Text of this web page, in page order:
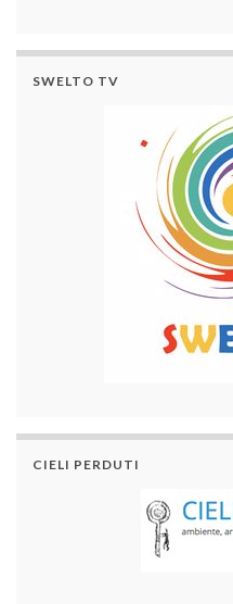
SWELTO TV
CIELI PERDUTI